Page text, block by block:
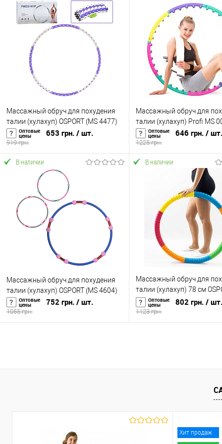
Массажный обруч для похудения
талии (хулахуп) OSPORT (MS 4477)
Оптовые
цены 653 грн. / шт.
919 грн.
В корзину
Купить в 1 клик
В избранное
В наличии
Массажный обруч для
талии (хулахуп) Profi MS
Оптовые
цены 646 грн. / шт.
1225 грн.
В корзину
Купить в 1 клик
К
В избранное
В
В наличии
Массажный обруч для похудения
талии (хулахуп) OSPORT (MS 4604)
Оптовые
цены 752 грн. / шт.
1055 грн.
В наличии
Массажный обруч для
талии (хулахуп) 78 см
4662)Оптовые
цены 802 грн. / шт.
1123 грн.
Хит продаж